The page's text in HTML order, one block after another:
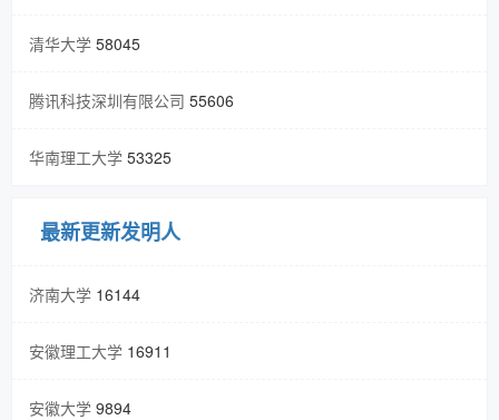
清华大学 58045
腾讯科技深圳有限公司 55606
华南理工大学 53325
最新更新发明人
济南大学 16144
安徽理工大学 16911
安徽大学 9894